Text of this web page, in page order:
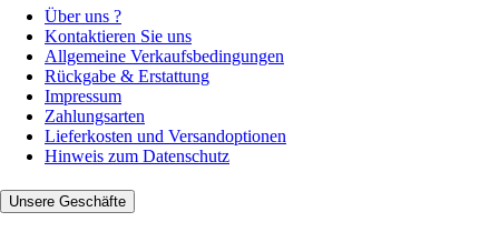
Über uns ?
Kontaktieren Sie uns
Allgemeine Verkaufsbedingungen
Rückgabe & Erstattung
Impressum
Zahlungsarten
Lieferkosten und Versandoptionen
Hinweis zum Datenschutz
Unsere Geschäfte